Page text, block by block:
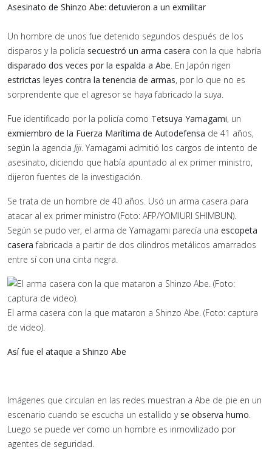
Asesinato de Shinzo Abe: detuvieron a un exmilitar
Un hombre de unos fue detenido segundos después de los
disparos y la policía secuestró un arma casera con la que habría
disparado dos veces por la espalda a Abe. En Japón rigen
estrictas leyes contra la tenencia de armas, por lo que no es
sorprendente que el agresor se haya fabricado la suya.
Fue identificado por la policía como Tetsuya Yamagami, un
exmiembro de la Fuerza Marítima de Autodefensa de 41 años,
según la agencia Jiji. Yamagami admitió los cargos de intento de
asesinato, diciendo que había apuntado al ex primer ministro,
dijeron fuentes de la investigación.
Se trata de un hombre de 40 años. Usó un arma casera para
atacar al ex primer ministro (Foto: AFP/YOMIURI SHIMBUN).
Según se pudo ver, el arma de Yamagami parecía una escopeta
casera fabricada a partir de dos cilindros metálicos amarrados
entre sí con una cinta negra.
El arma casera con la que mataron a Shinzo Abe. (Foto: captura
de video).
Así fue el ataque a Shinzo Abe
Imágenes que circulan en las redes muestran a Abe de pie en un
escenario cuando se escucha un estallido y se observa humo.
Luego se puede ver como un hombre es inmovilizado por
agentes de seguridad.